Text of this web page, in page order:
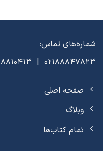
شماره‌های تماس:
02188847823 | 02188810413
صفحه اصلی
وبلاگ
تمام کتاب‌ها